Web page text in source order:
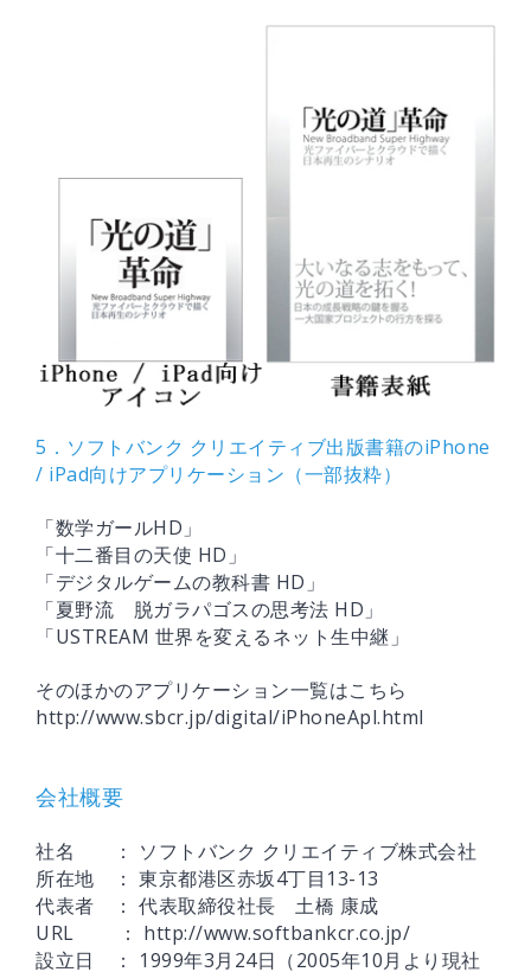
5．ソフトバンク クリエイティブ出版書籍のiPhone
/ iPad向けアプリケーション（一部抜粋）
「数学ガールHD」
「十二番目の天使 HD」
「デジタルゲームの教科書 HD」
「夏野流 脱ガラパゴスの思考法 HD」
「USTREAM 世界を変えるネット生中継」
そのほかのアプリケーション一覧はこちら
http://www.sbcr.jp/digital/iPhoneApl.html
会社概要
社名 ： ソフトバンク クリエイティブ株式会社
所在地 ： 東京都港区赤坂4丁目13-13
代表者 ： 代表取締役社長 土橋 康成
URL ： http://www.softbankcr.co.jp/
設立日 ： 1999年3月24日（2005年10月より現社